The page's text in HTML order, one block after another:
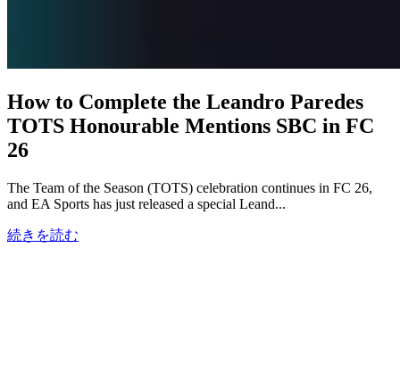
How to Complete the Leandro Paredes
TOTS Honourable Mentions SBC in FC
26
The Team of the Season (TOTS) celebration continues in FC 26,
and EA Sports has just released a special Leand...
続きを読む